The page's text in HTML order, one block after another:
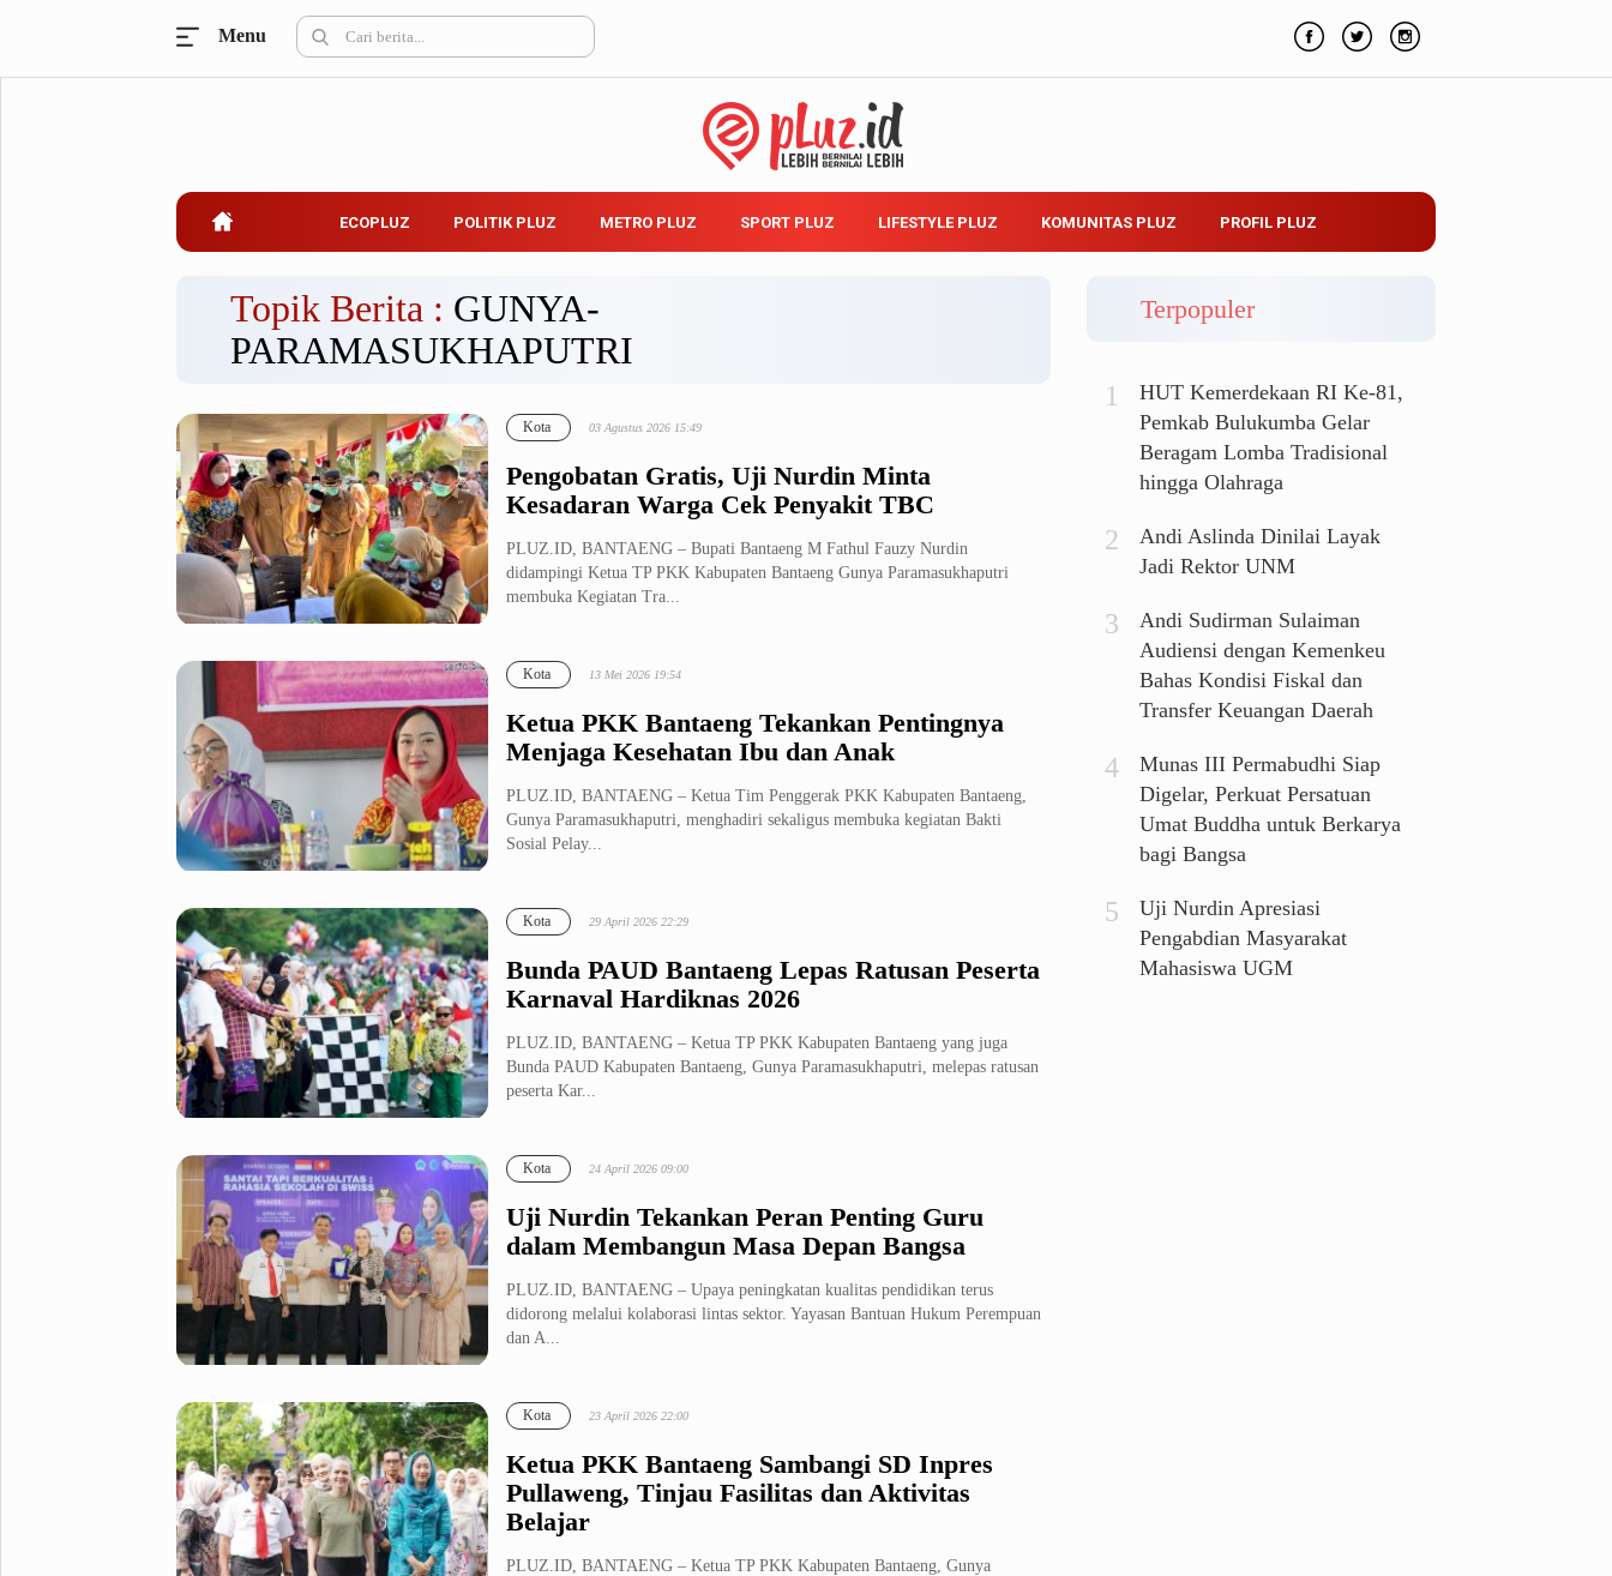
Belanja
Kuliner
Partai Politik
Pilpres
Hukum & Kriminal
Internasional
Citizen
Pemerintahan
Futsal
Golf
Infotainment
Health
Menu
ECOPLUZ POLITIK PLUZ METRO PLUZ SPORT PLUZ LIFESTYLE PLUZ KOMUNITAS PLUZ PROFIL PLUZ
Topik Berita : GUNYA-
PARAMASUKHAPUTRI
Pengobatan Gratis, Uji Nurdin Minta
Kesadaran Warga Cek Penyakit TBC
Kota 03 Agustus 2026 15:49
PLUZ.ID, BANTAENG – Bupati Bantaeng M Fathul Fauzy Nurdin
didampingi Ketua TP PKK Kabupaten Bantaeng Gunya Paramasukhaputri
membuka Kegiatan Tra...
Ketua PKK Bantaeng Tekankan Pentingnya
Menjaga Kesehatan Ibu dan Anak
Kota 13 Mei 2026 19:54
PLUZ.ID, BANTAENG – Ketua Tim Penggerak PKK Kabupaten Bantaeng,
Gunya Paramasukhaputri, menghadiri sekaligus membuka kegiatan Bakti
Sosial Pelay...
Bunda PAUD Bantaeng Lepas Ratusan Peserta
Karnaval Hardiknas 2026
Kota 29 April 2026 22:29
PLUZ.ID, BANTAENG – Ketua TP PKK Kabupaten Bantaeng yang juga
Bunda PAUD Kabupaten Bantaeng, Gunya Paramasukhaputri, melepas ratusan
peserta Kar...
Uji Nurdin Tekankan Peran Penting Guru
dalam Membangun Masa Depan Bangsa
Kota 24 April 2026 09:00
PLUZ.ID, BANTAENG – Upaya peningkatan kualitas pendidikan terus
didorong melalui kolaborasi lintas sektor. Yayasan Bantuan Hukum Perempuan
dan A...
Ketua PKK Bantaeng Sambangi SD Inpres
Pullaweng, Tinjau Fasilitas dan Aktivitas
Belajar
Kota 23 April 2026 22:00
PLUZ.ID, BANTAENG – Ketua TP PKK Kabupaten Bantaeng, Gunya
Terpopuler
HUT Kemerdekaan RI Ke-81,
Pemkab Bulukumba Gelar
Beragam Lomba Tradisional
hingga Olahraga
Andi Aslinda Dinilai Layak
Jadi Rektor UNM
Andi Sudirman Sulaiman
Audiensi dengan Kemenkeu
Bahas Kondisi Fiskal dan
Transfer Keuangan Daerah
Munas III Permabudhi Siap
Digelar, Perkuat Persatuan
Umat Buddha untuk Berkarya
bagi Bangsa
Uji Nurdin Apresiasi
Pengabdian Masyarakat
Mahasiswa UGM